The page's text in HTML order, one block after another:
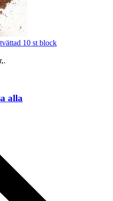
10 st block
,.
alla